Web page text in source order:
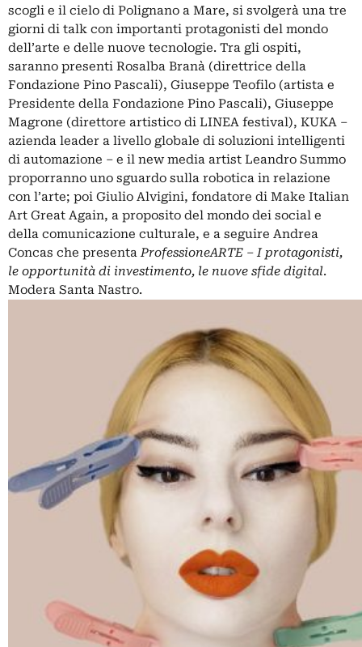
scogli e il cielo di Polignano a Mare, si svolgerà una tre
giorni di talk con importanti protagonisti del mondo
dell’arte e delle nuove tecnologie. Tra gli ospiti,
saranno presenti Rosalba Branà (direttrice della
Fondazione Pino Pascali), Giuseppe Teofilo (artista e
Presidente della Fondazione Pino Pascali), Giuseppe
Magrone (direttore artistico di LINEA festival), KUKA –
azienda leader a livello globale di soluzioni intelligenti
di automazione – e il new media artist Leandro Summo
proporranno uno sguardo sulla robotica in relazione
con l’arte; poi Giulio Alvigini, fondatore di Make Italian
Art Great Again, a proposito del mondo dei social e
della comunicazione culturale, e a seguire Andrea
Concas che presentaProfessioneARTE – I protagonisti,
le opportunità di investimento, le nuove sfide digital.
Modera Santa Nastro.